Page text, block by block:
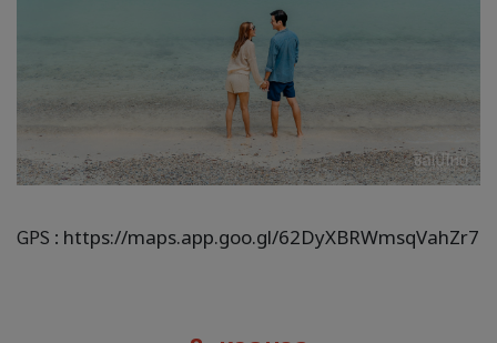
GPS : https://maps.app.goo.gl/62DyXBRWmsqVahZr7